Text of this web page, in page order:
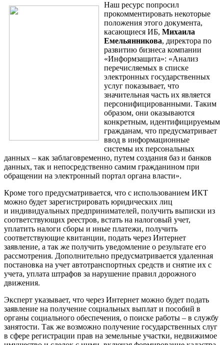
Наш ресурс попросил
прокомментировать некоторые
положения этого документа,
касающиеся ИБ, Михаила
Емельянникова, директора по
развитию бизнеса компании
«Информзащита»: «Анализ
перечисляемых в списке
электронных государственных
услуг показывает, что
значительная часть их является
персонифицированными. Таким
образом, они оказываются
конкретным, идентифицируемым
гражданам, что предусматривает
ввод в информационные
системы их персональных
данных – как заблаговременно, путем создания баз и банков
данных, так и непосредственно самим гражданином при
обращении на электронный портал органа власти».
Кроме того предусматривается, что с использованием ИКТ
можно будет зарегистрировать юридических лиц
и индивидуальных предпринимателей, получить выписки из
соответствующих реестров, встать на налоговый учет,
уплатить налоги сборы и иные платежи, получить
соответствующие квитанции, подать через Интернет
заявление, а так же получить уведомление о результате его
рассмотрения. Дополнительно предусматривается удаленная
постановка на учет автотранспортных средств и снятие их с
учета, уплата штрафов за нарушение правил дорожного
движения.
Эксперт указывает, что через Интернет можно будет подать
заявление на получение социальных выплат и пособий в
органы социального обеспечения, о поиске работы – в службу
занятости. Так же возможно получение государственных слуг
в сфере регистрации прав на земельные участки, недвижимое